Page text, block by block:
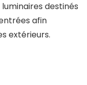
destinés
afin
extérieurs.